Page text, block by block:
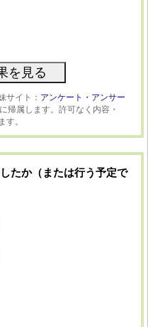
サイト： アンケート・アンサー
帰属します。許可なく内容・
す。
たか（または行う予定で